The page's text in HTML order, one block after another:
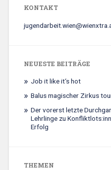
KONTAKT
NEUESTE BEITRÄGE
Job it like it‘s hot
Balus magischer Zirkus
Der vorerst letzte
Lehrlinge zu
Erfolg
THEMEN